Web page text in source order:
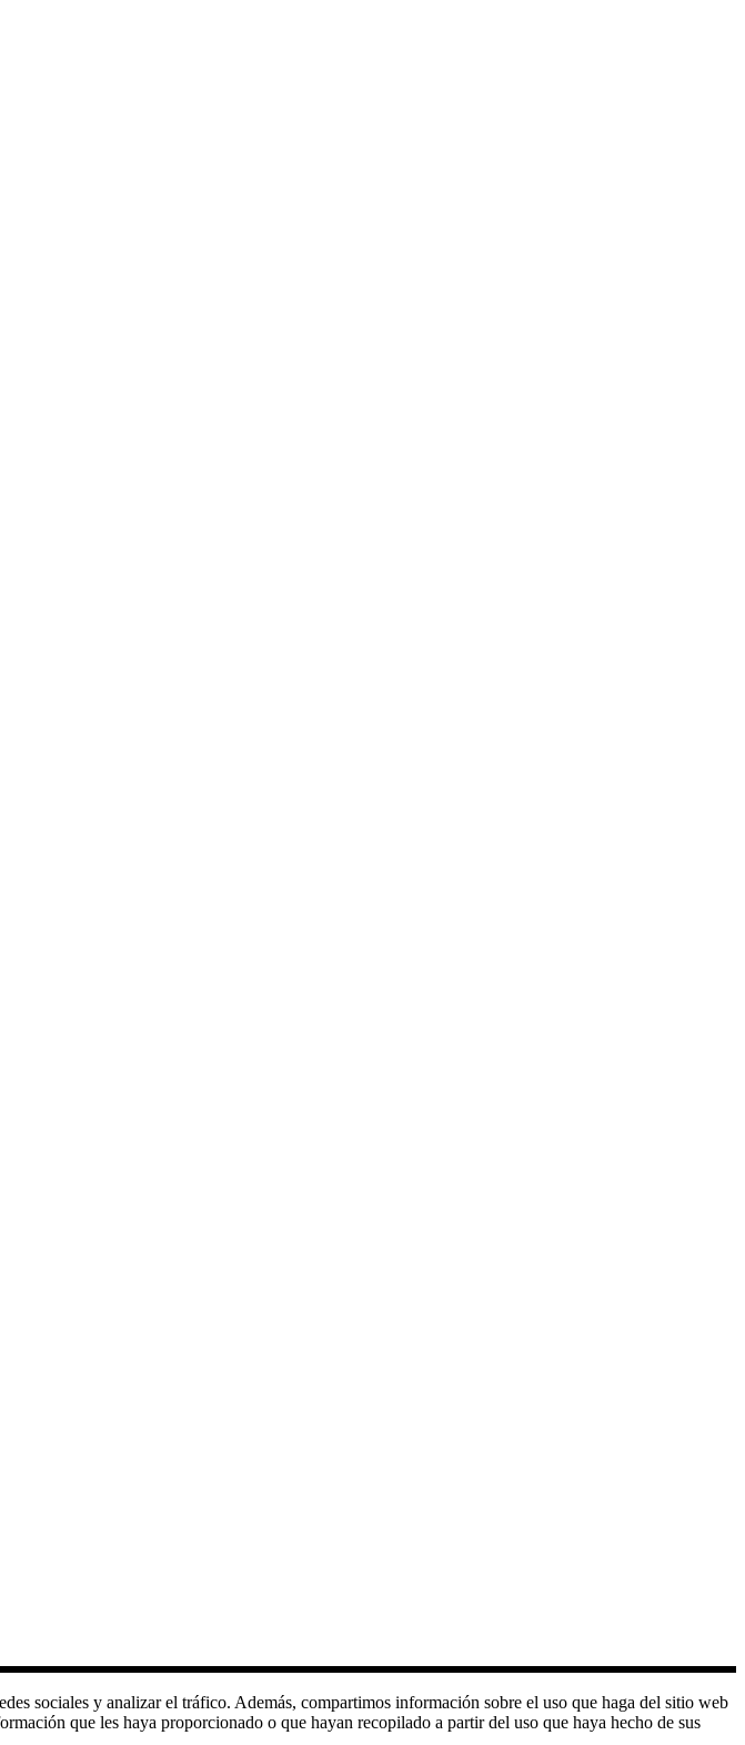
sociales y analizar el tráfico. Además, compartimos información sobre el uso que haga del sitio web
que les haya proporcionado o que hayan recopilado a partir del uso que haya hecho de sus